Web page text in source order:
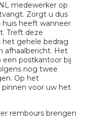
medewerker op
Zorgt u dus
heeft wanneer
Treft deze
gehele bedrag
afhaalbericht. Het
postkantoor bij
nog twee
Op het
voor uw het
rembours brengen